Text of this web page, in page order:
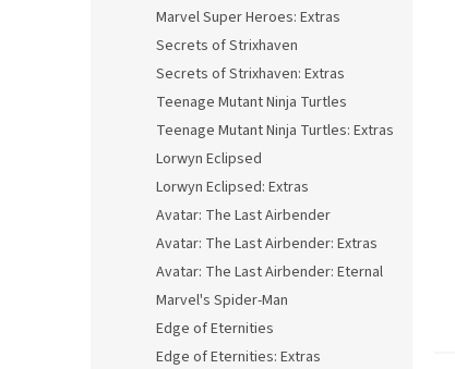
Marvel Super Heroes: Extras
Secrets of Strixhaven
Secrets of Strixhaven: Extras
Teenage Mutant Ninja Turtles
Teenage Mutant Ninja Turtles: Extras
Lorwyn Eclipsed
Lorwyn Eclipsed: Extras
Avatar: The Last Airbender
Avatar: The Last Airbender: Extras
Avatar: The Last Airbender: Eternal
Marvel's Spider-Man
Edge of Eternities
Edge of Eternities: Extras